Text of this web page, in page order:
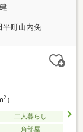
平町山内免
2）
二人暮らし
角部屋